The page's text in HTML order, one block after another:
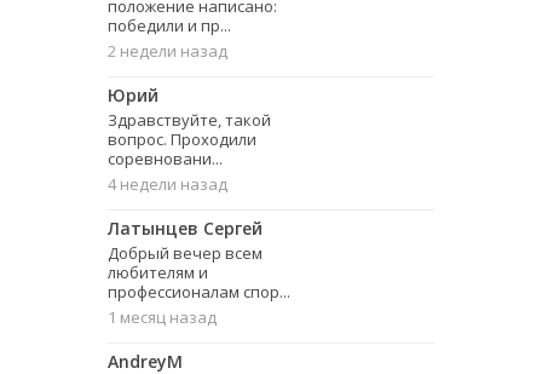
положение написано:
победили и пр...
2 недели назад
Юрий
Здравствуйте, такой
вопрос. Проходили
соревновани...
4 недели назад
Латынцев Сергей
Добрый вечер всем
любителям и
профессионалам спор...
1 месяц назад
AndreyM